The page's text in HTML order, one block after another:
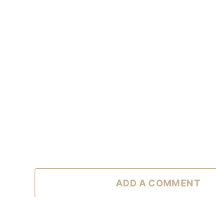
ADD A COMMENT